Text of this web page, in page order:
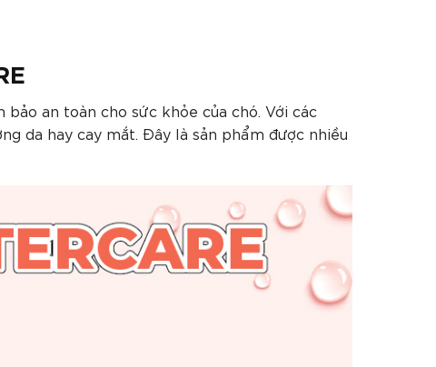
an toàn cho sức khỏe của chó. Với các
da hay cay mắt. Đây là sản phẩm được nhiều